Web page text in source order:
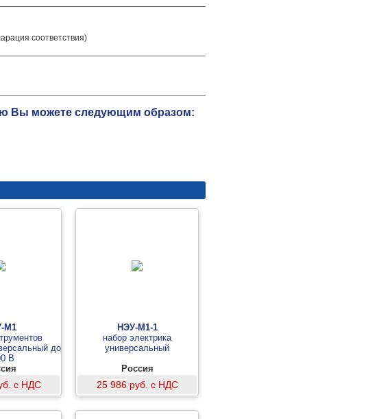
соответствия)
Вы можете следующим образом:
М1
до
В
с НДС
НЭУ-М1-1
набор электрика
универсальный
Россия
25 986 руб. с НДС